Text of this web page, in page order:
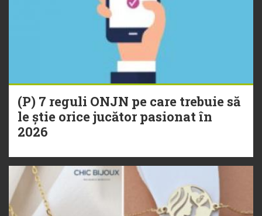
(P) 7 reguli ONJN pe care trebuie să
le știe orice jucător pasionat în
2026